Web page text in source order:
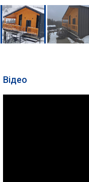
Відео